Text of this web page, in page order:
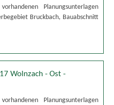
Planungsunterlagen
Bruckbach, Bauabschnitt
Wolnzach - Ost -
Planungsunterlagen